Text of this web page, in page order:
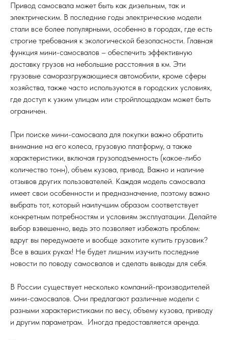
Привод самосвала может быть как дизельным, так и
электрическим. В последние годы электрические модели
стали все более популярными, особенно в городах, где есть
строгие требования к экологической безопасности. Главная
функция мини-самосвалов – обеспечить эффективную
доставку грузов на небольшие расстояния в км. Эти
грузовые саморазгружающиеся автомобили, кроме сферы
хозяйства, также часто используются в городских условиях,
где доступ к узким улицам или стройплощадкам может быть
ограничен.
При поиске мини-самосвала для покупки важно обратить
внимание на его колеса, грузовую платформу, а также
характеристики, включая грузоподъемность (какое-либо
количество тонн), объем кузова, привод. Важно и наличие
отзывов других пользователей. Каждая модель самосвала
имеет свои особенности и предназначение, поэтому важно
выбрать тот, который наилучшим образом соответствует
конкретным потребностям и условиям эксплуатации. Делайте
выбор взвешенно, ведь это позволяет избежать проблем:
вдруг вы передумаете и вообще захотите купить грузовик?
Все в ваших руках! Не будет лишним изучить последние
новости по поводу самосвалов и сделать выводы для себя.
В России существует несколько компаний-производителей
мини-самосвалов. Они предлагают различные модели с
разными характеристиками по весу, объему кузова, приводу
и другим параметрам. Иногда предоставляется аренда.